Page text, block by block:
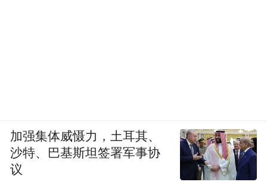
加强集体威慑力，土耳其、
沙特、巴基斯坦签署军事协
议